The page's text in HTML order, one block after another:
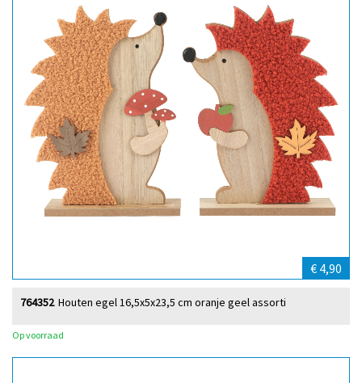
€ 4,90
Houten egel 16,5x5x23,5 cm oranje geel assorti
764352
Op voorraad